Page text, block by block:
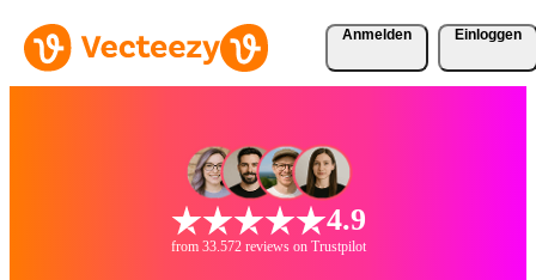
Anmelden Einloggen
4.9
from 33.572 reviews on Trustpilot